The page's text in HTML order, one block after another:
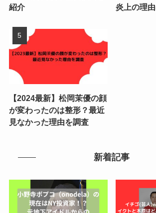
紹介
炎上の理
【2024最新】松岡茉優の顔
が変わったのは整形？最近
見なかった理由を調査
新着記事